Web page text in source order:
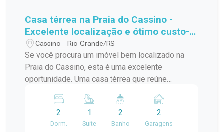
Casa térrea na Praia do Cassino -
Excelente localização e ótimo custo-
benefício.
Cassino - Rio Grande/RS
Se você procura um imóvel bem localizado na
Praia do Cassino, esta é uma excelente
oportunidade. Uma casa térrea que reúne
quem deseja morar ou investir em uma das praias
mais procuradas do Rio Grande do Sul. O imóvel
conta com 2 dormitórios, sendo 1 suíte, além de
2
Dorm.
1
Suite
2
Banho
2
Garagens